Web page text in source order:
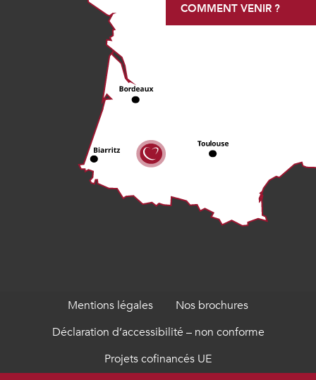
COMMENT VENIR ?
Mentions légales
Nos brochures
Déclaration d’accessibilité – non conforme
Projets cofinancés UE